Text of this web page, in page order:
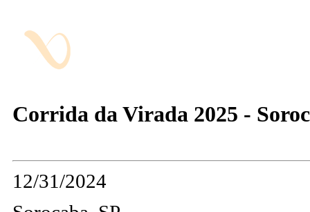
Corrida da Virada 2025 -
12/31/2024